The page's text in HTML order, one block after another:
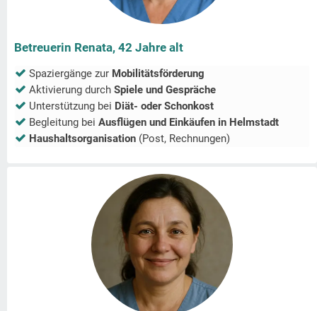
Betreuerin Renata, 42 Jahre alt
Spaziergänge zur Mobilitätsförderung
Aktivierung durch Spiele und Gespräche
Unterstützung bei Diät- oder Schonkost
Begleitung bei Ausflügen und Einkäufen in Helmstadt
Haushaltsorganisation (Post, Rechnungen)